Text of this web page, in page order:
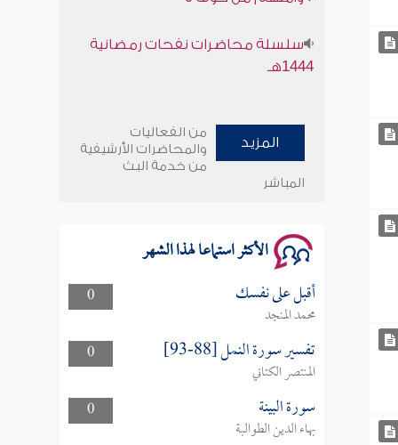
1444هـ
وأمنهم من خوف 9
سلسلة محاضرات نفحات رمضانية
المزيد
من الفعاليات
والمحاضرات الأرشيفية
من خدمة البث
المباشر
الأكثر استماعا لهذا الشهر
0 أقبل على نفسك
محمد المنجد
0
تفسير سورة النمل [88-93]
المنتصر الكتاني
0
سورة البينة
بهاء الدين الطوالبة